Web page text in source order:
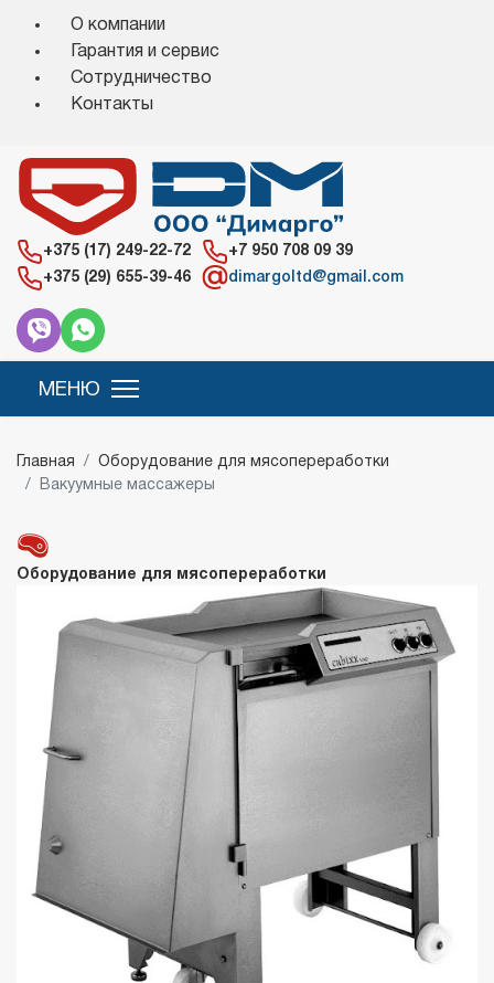
О компании
Гарантия и сервис
Сотрудничество
Контакты
+375 (17) 249-22-72
+375 (29) 655-39-46
+7 950 708 09 39
dimargoltd@gmail.com
Главная
Оборудование для мясопереработки
Вакуумные массажеры
Оборудование для мясопереработки